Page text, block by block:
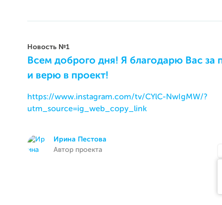
Новость №1
Всем доброго дня! Я благодарю Вас за
и верю в проект!
https://www.instagram.com/tv/CYlC-NwIgMW/?
utm_source=ig_web_copy_link
Ирина Пестова
Автор проекта